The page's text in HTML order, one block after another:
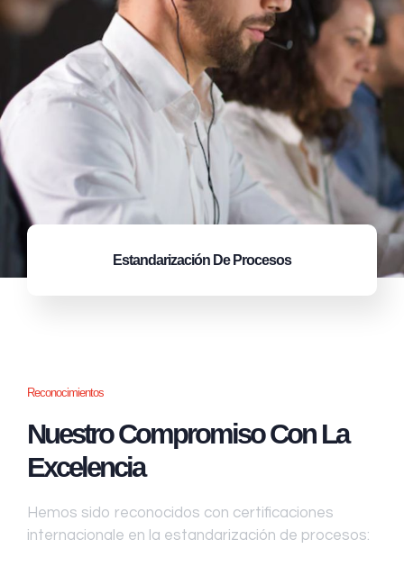
Estandarización De Procesos
Reconocimientos
Nuestro Compromiso Con La
Excelencia
Hemos sido reconocidos con certificaciones
internacionale en la estandarización de procesos: